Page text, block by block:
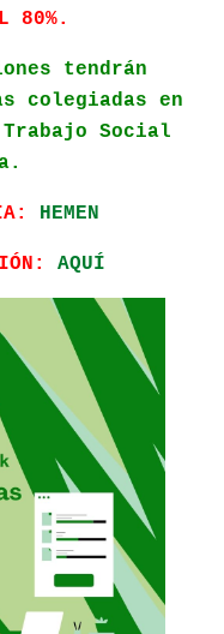
80%.
tendrán
colegiadas en
Social
HEMEN
AQUÍ